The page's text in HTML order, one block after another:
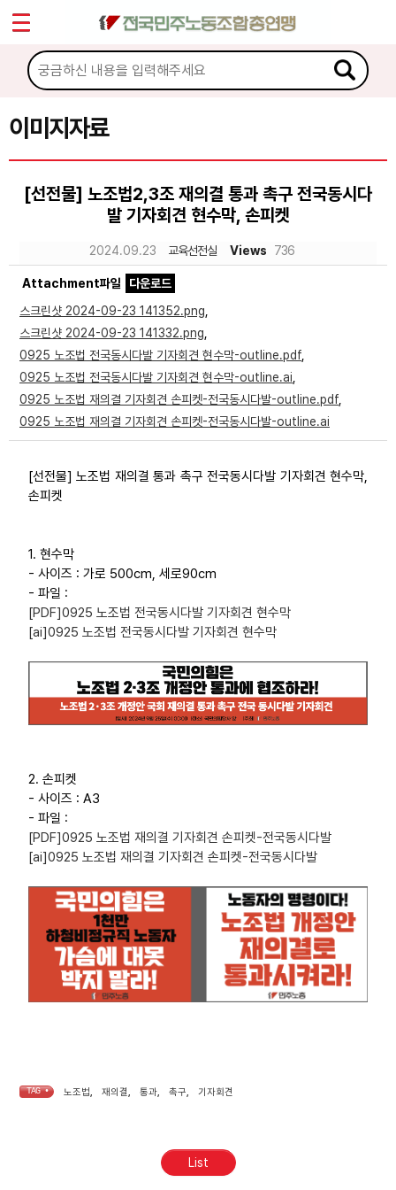
이미지자료
[선전물] 노조법2,3조 재의결 통과 촉구 전국동시다
발 기자회견 현수막, 손피켓
2024.09.23 교육선전실 Views 736
Attachment파일
다운로드
스크린샷 2024-09-23 141352.png
스크린샷 2024-09-23 141332.png
0925 노조법 전국동시다발 기자회견 현수막-outline.pdf
0925 노조법 전국동시다발 기자회견 현수막-outline.ai
0925 노조법 재의결 기자회견 손피켓-전국동시다발-outline.pdf
0925 노조법 재의결 기자회견 손피켓-전국동시다발-outline.ai
[선전물] 노조법 재의결 통과 촉구 전국동시다발 기자회견 현수막,
손피켓
1. 현수막
- 사이즈 : 가로 500cm, 세로90cm
- 파일 :
[PDF]0925 노조법 전국동시다발 기자회견 현수막
[ai]0925 노조법 전국동시다발 기자회견 현수막
2. 손피켓
- 사이즈 : A3
- 파일 :
[PDF]0925 노조법 재의결 기자회견 손피켓-전국동시다발
[ai]0925 노조법 재의결 기자회견 손피켓-전국동시다발
TAG • 노조법, 재의결, 통과, 촉구, 기자회견
List
마이페이지
소개
소식
문서자료
이미지자료
미디어자료
카드뉴스
부설기관
업무
Sketchbook5, 스케치북5
Sketchbook5, 스케치북5